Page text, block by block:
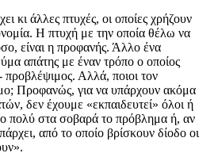
κι άλλες πτυχές, οι οποίες χρήζουν
Η πτυχή με την οποία θέλω να
είναι η προφανής. Άλλο ένα
απάτης με έναν τρόπο ο οποίος
Αλλά, ποιοι τον
Προφανώς, για να υπάρχουν ακόμα
δεν έχουμε «εκπαιδευτεί» όλοι ή
πολύ στα σοβαρά το πρόβλημα ή, αν
από το οποίο βρίσκουν δίοδο οι